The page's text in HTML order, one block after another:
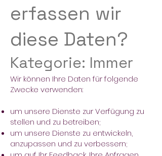
erfassen wir
diese Daten?
Kategorie: Immer
Wir können Ihre Daten für folgende
Zwecke verwenden:
um unsere Dienste zur Verfügung zu
stellen und zu betreiben;
um unsere Dienste zu entwickeln,
anzupassen und zu verbessern;